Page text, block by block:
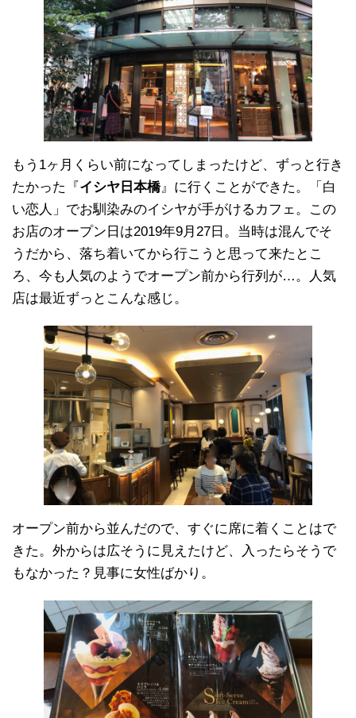
もう1ヶ月くらい前になってしまったけど、ずっと行き
たかった『イシヤ日本橋』に行くことができた。「白
い恋人」でお馴染みのイシヤが手がけるカフェ。この
お店のオープン日は2019年9月27日。当時は混んでそ
うだから、落ち着いてから行こうと思って来たとこ
ろ、今も人気のようでオープン前から行列が…。人気
店は最近ずっとこんな感じ。
オープン前から並んだので、すぐに席に着くことはで
きた。外からは広そうに見えたけど、入ったらそうで
もなかった？見事に女性ばかり。